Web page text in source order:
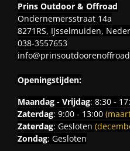
Prins Outdoor & Offroad
Ondernemersstraat 14a
8271RS, IJsselmuiden,
038-3557653
Openingstijden:
Maandag - Vrijdag: 8:30 -
Zaterdag: 9:00 - 13:00
Zaterdag: Gesloten
Zondag: Gesloten